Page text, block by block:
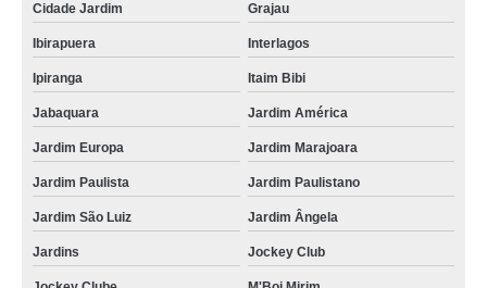
Cidade Jardim Grajau
Ibirapuera Interlagos
Ipiranga Itaim Bibi
Jabaquara Jardim América
Jardim Europa Jardim Marajoara
Jardim Paulista Jardim Paulistano
Jardim São Luiz Jardim Ângela
Jardins Jockey Club